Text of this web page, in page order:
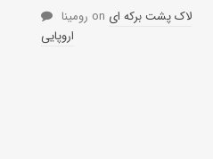
رومینا on لاک پشت برکه ای
اروپایی